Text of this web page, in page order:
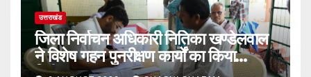
उत्तराखंड
‎जिला निर्वाचन अधिकारी नितिका खण्डेलवाल
ने विशेष गहन पुनरीक्षण कार्यों का किया
निरीक्षण